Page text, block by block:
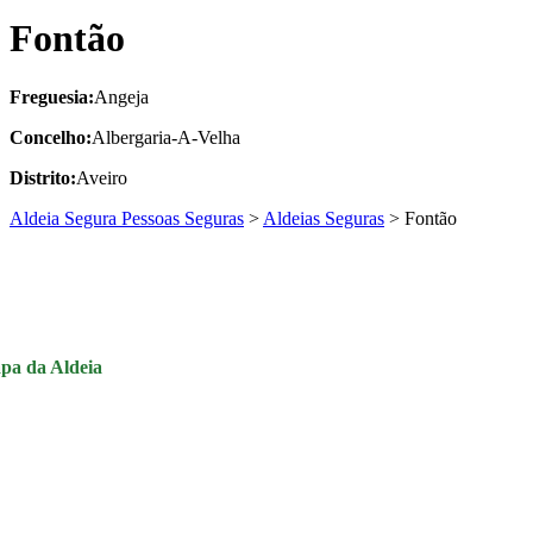
Fontão
Freguesia:Angeja
Concelho:Albergaria-A-Velha
Distrito:Aveiro
Aldeia Segura Pessoas Seguras > Aldeias Seguras > Fontão
da Aldeia